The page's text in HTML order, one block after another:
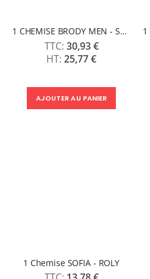
1 CHEMISE BRODY MEN - SOLS
30,93 €
25,77 €
AJOUTER AU PANIER
1 Chemise SOFIA - ROLY